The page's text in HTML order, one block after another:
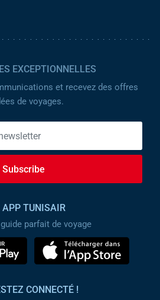
EXCEPTIONNELLES
et recevez des offres
de voyages.
Subscribe
APP TUNISAIR
parfait de voyage
CONNECTÉ !